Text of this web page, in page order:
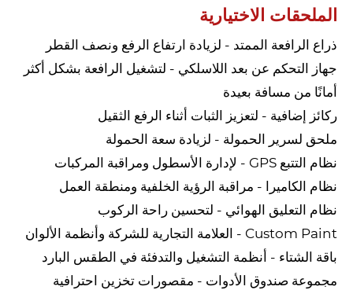
الملحقات الاختيارية
ذراع الرافعة الممتد - لزيادة ارتفاع الرفع ونصف القطر
جهاز التحكم عن بعد اللاسلكي - لتشغيل الرافعة بشكل أكثر
أمانًا من مسافة بعيدة
ركائز إضافية - لتعزيز الثبات أثناء الرفع الثقيل
ملحق لسرير الحمولة - لزيادة سعة الحمولة
نظام التتبع GPS - لإدارة الأسطول ومراقبة المركبات
نظام الكاميرا - مراقبة الرؤية الخلفية ومنطقة العمل
نظام التعليق الهوائي - لتحسين راحة الركوب
Custom Paint - العلامة التجارية للشركة وأنظمة الألوان
باقة الشتاء - أنظمة التشغيل والتدفئة في الطقس البارد
مجموعة صندوق الأدوات - مقصورات تخزين احترافية